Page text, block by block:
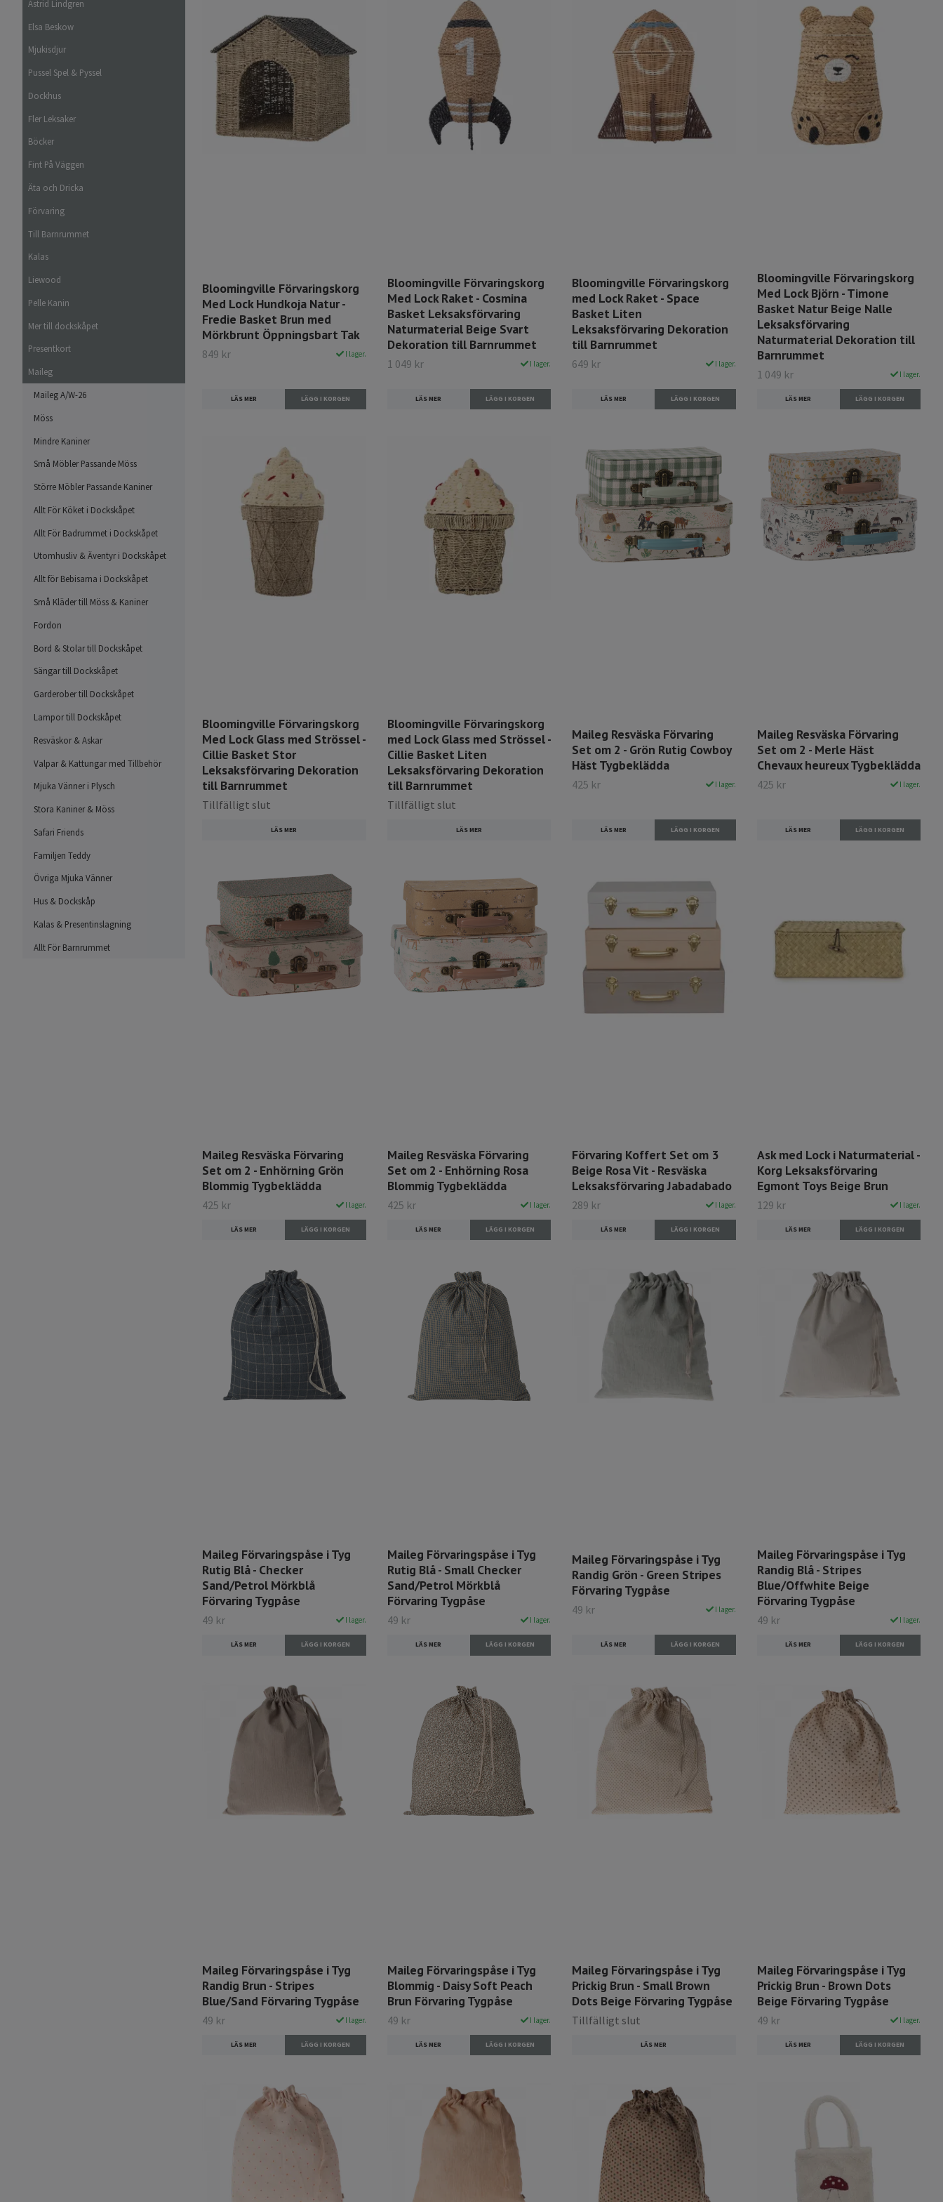
Astrid Lindgren
Elsa Beskow
Mjukisdjur
Pussel Spel & Pyssel
Dockhus
Fler Leksaker
Böcker
Fint På Väggen
Äta och Dricka
Förvaring
Till Barnrummet
Kalas
Liewood
Pelle Kanin
Mer till dockskåpet
Presentkort
Maileg
Maileg A/W-26
Möss
Mindre Kaniner
Små Möbler Passande Möss
Större Möbler Passande Kaniner
Allt För Köket i Dockskåpet
Allt För Badrummet i Dockskåpet
Utomhusliv & Äventyr i Dockskåpet
Allt för Bebisarna i Dockskåpet
Små Kläder till Möss & Kaniner
Fordon
Bord & Stolar till Dockskåpet
Sängar till Dockskåpet
Garderober till Dockskåpet
Lampor till Dockskåpet
Resväskor & Askar
Valpar & Kattungar med Tillbehör
Mjuka Vänner i Plysch
Stora Kaniner & Möss
Safari Friends
Familjen Teddy
Övriga Mjuka Vänner
Hus & Dockskåp
Kalas & Presentinslagning
Allt För Barnrummet
Bloomingville Förvaringskorg
Med Lock Hundkoja Natur -
Fredie Basket Brun med
Mörkbrunt Öppningsbart Tak
849 kr I lager.
LÄS MER
Bloomingville Förvaringskorg
Med Lock Raket - Cosmina
Basket Leksaksförvaring
Naturmaterial Beige Svart
Dekoration till Barnrummet
1 049 kr I lager.
LÄS MER
Bloomingville Förvaringskorg
med Lock Raket - Space
Basket Liten
Leksaksförvaring Dekoration
till Barnrummet
649 kr I lager.
LÄS MER
Bloomingville Förvaringskorg
Med Lock Björn - Timone
Basket Natur Beige Nalle
Leksaksförvaring
Naturmaterial Dekoration till
Barnrummet
1 049 kr I lager.
LÄS MER
Bloomingville Förvaringskorg
Med Lock Glass med Strössel -
Cillie Basket Stor
Leksaksförvaring Dekoration
till Barnrummet
Tillfälligt slut
LÄS MER
Bloomingville Förvaringskorg
med Lock Glass med Strössel -
Cillie Basket Liten
Leksaksförvaring Dekoration
till Barnrummet
Tillfälligt slut
LÄS MER
Maileg Resväska Förvaring
Set om 2 - Grön Rutig Cowboy
Häst Tygbeklädda
425 kr I lager.
LÄS MER
Maileg Resväska Förvaring
Set om 2 - Merle Häst
Chevaux heureux Tygbeklädda
425 kr I lager.
LÄS MER
Maileg Resväska Förvaring
Set om 2 - Enhörning Grön
Blommig Tygbeklädda
425 kr I lager.
LÄS MER
Maileg Resväska Förvaring
Set om 2 - Enhörning Rosa
Blommig Tygbeklädda
425 kr I lager.
LÄS MER
Förvaring Koffert Set om 3
Beige Rosa Vit - Resväska
Leksaksförvaring Jabadabado
289 kr I lager.
LÄS MER
Ask med Lock i Naturmaterial -
Korg Leksaksförvaring
Egmont Toys Beige Brun
129 kr I lager.
LÄS MER
Maileg Förvaringspåse i Tyg
Rutig Blå - Checker
Sand/Petrol Mörkblå
Förvaring Tygpåse
49 kr I lager.
LÄS MER
Maileg Förvaringspåse i Tyg
Rutig Blå - Small Checker
Sand/Petrol Mörkblå
Förvaring Tygpåse
49 kr I lager.
LÄS MER
Maileg Förvaringspåse i Tyg
Randig Grön - Green Stripes
Förvaring Tygpåse
49 kr I lager.
LÄS MER
Maileg Förvaringspåse i Tyg
Randig Blå - Stripes
Blue/Offwhite Beige
Förvaring Tygpåse
49 kr I lager.
LÄS MER
Maileg Förvaringspåse i Tyg
Randig Brun - Stripes
Blue/Sand Förvaring Tygpåse
49 kr I lager.
LÄS MER
Maileg Förvaringspåse i Tyg
Blommig - Daisy Soft Peach
Brun Förvaring Tygpåse
49 kr I lager.
LÄS MER
Maileg Förvaringspåse i Tyg
Prickig Brun - Small Brown
Dots Beige Förvaring Tygpåse
Tillfälligt slut
LÄS MER
Maileg Förvaringspåse i Tyg
Prickig Brun - Brown Dots
Beige Förvaring Tygpåse
49 kr I lager.
LÄS MER